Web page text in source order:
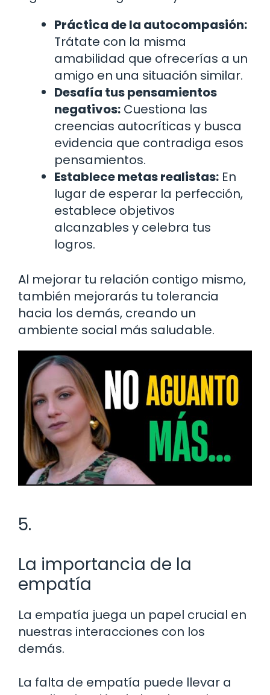
Práctica de la autocompasión:
Trátate con la misma
amabilidad que ofrecerías a un
amigo en una situación similar.
Desafía tus pensamientos
negativos: Cuestiona las
creencias autocríticas y busca
evidencia que contradiga esos
pensamientos.
Establece metas realistas: En
lugar de esperar la perfección,
establece objetivos
alcanzables y celebra tus
logros.
Al mejorar tu relación contigo mismo,
también mejorarás tu tolerancia
hacia los demás, creando un
ambiente social más saludable.
5.
La importancia de la
empatía
La empatía juega un papel crucial en
nuestras interacciones con los
demás.
La falta de empatía puede llevar a